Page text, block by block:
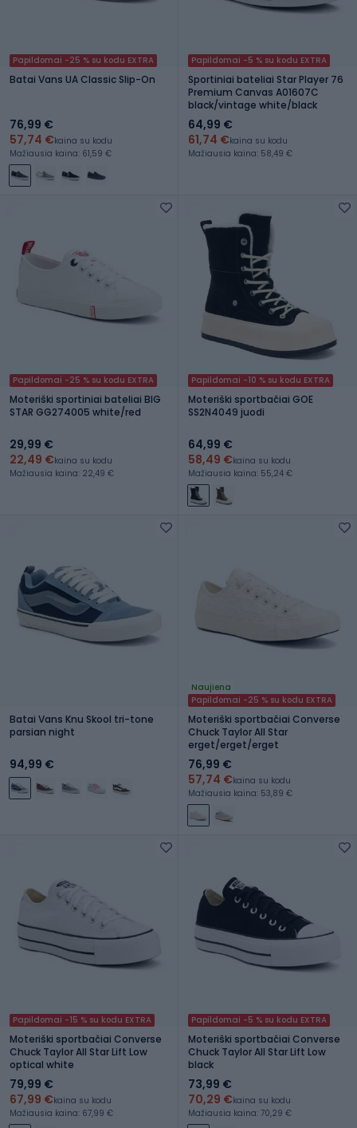
Papildomai -25 % su kodu EXTRA
Batai Vans UA Classic Slip-On
76,99 €
57,74 €kaina su kodu
Mažiausia kaina: 61,59 €
Papildomai -5 % su kodu EXTRA
Sportiniai bateliai Star Player 76
Premium Canvas A01607C
black/vintage white/black
64,99 €
61,74 €kaina su kodu
Mažiausia kaina: 58,49 €
Papildomai -25 % su kodu EXTRA
Moteriški sportiniai bateliai BIG
STAR GG274005 white/red
29,99 €
22,49 €kaina su kodu
Mažiausia kaina: 22,49 €
Papildomai -10 % su kodu EXTRA
Moteriški sportbačiai GOE
SS2N4049 juodi
64,99 €
58,49 €kaina su kodu
Mažiausia kaina: 55,24 €
Batai Vans Knu Skool tri-tone
parsian night
94,99 €
Naujiena
Papildomai -25 % su kodu EXTRA
Moteriški sportbačiai Converse
Chuck Taylor All Star
erget/erget/erget
76,99 €
57,74 €kaina su kodu
Mažiausia kaina: 53,89 €
Papildomai -15 % su kodu EXTRA
Moteriški sportbačiai Converse
Chuck Taylor All Star Lift Low
optical white
79,99 €
67,99 €kaina su kodu
Mažiausia kaina: 67,99 €
Papildomai -5 % su kodu EXTRA
Moteriški sportbačiai Converse
Chuck Taylor All Star Lift Low
black
73,99 €
70,29 €kaina su kodu
Mažiausia kaina: 70,29 €